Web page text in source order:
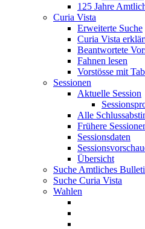
125 Jahre
Curia Vista
Erweiterte Suche
Curia Vista
Beantwortete
Fahnen lesen
Vorstösse mit
Sessionen
Aktuelle Session
Alle
Frühere
Sessionsdaten
Übersicht
Suche Amtliches
Suche Curia Vista
Wahlen